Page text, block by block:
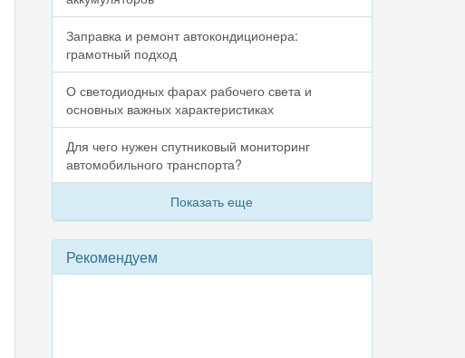
Заправка и ремонт автокондиционера:
грамотный подход
О светодиодных фарах рабочего света и
основных важных характеристиках
Для чего нужен спутниковый мониторинг
автомобильного транспорта?
Показать еще
Рекомендуем